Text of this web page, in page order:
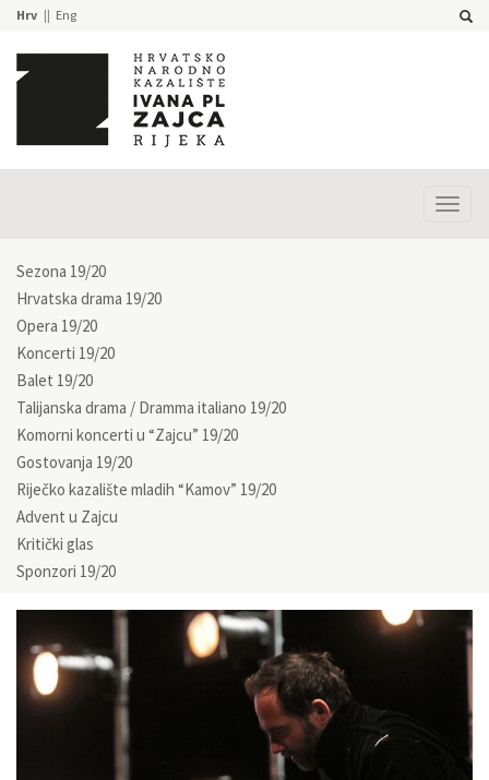
Hrv Eng
Sezona 19/20
Hrvatska drama 19/20
Opera 19/20
Koncerti 19/20
Balet 19/20
Talijanska drama / Dramma italiano 19/20
Komorni koncerti u “Zajcu” 19/20
Gostovanja 19/20
Riječko kazalište mladih “Kamov” 19/20
Advent u Zajcu
Kritički glas
Sponzori 19/20